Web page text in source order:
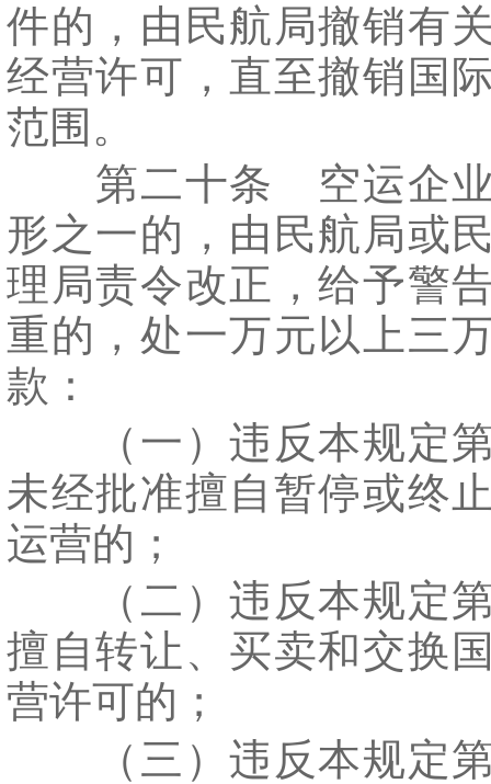
件的，由民航局撤销有
经营许可，直至撤销国
范围。
第二十条 空运企业
形之一的，由民航局或
理局责令改正，给予警
重的，处一万元以上三
款：
（一）违反本规定第
未经批准擅自暂停或终
运营的；
（二）违反本规定第
擅自转让、买卖和交换
营许可的；
（三）违反本规定第